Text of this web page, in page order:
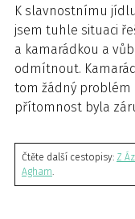
K slavnostnímu
jsem tuhle situaci
a kamarádkou a
odmítnout.
tom žádný problém
přítomnost byla
Čtěte další cestopisy: Z
Agham.